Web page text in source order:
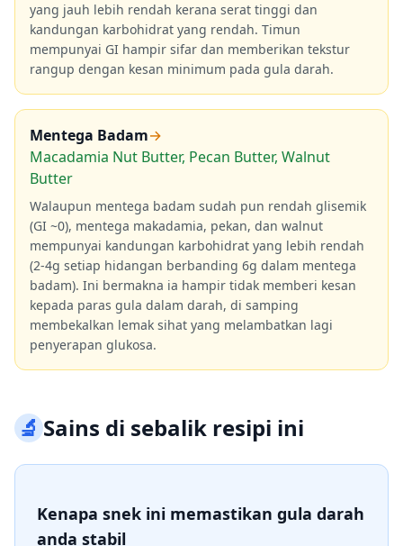
yang jauh lebih rendah kerana serat tinggi dan
kandungan karbohidrat yang rendah. Timun
mempunyai GI hampir sifar dan memberikan tekstur
rangup dengan kesan minimum pada gula darah.
Mentega Badam→
Macadamia Nut Butter, Pecan Butter, Walnut
Butter
Walaupun mentega badam sudah pun rendah glisemik
(GI ~0), mentega makadamia, pekan, dan walnut
mempunyai kandungan karbohidrat yang lebih rendah
(2-4g setiap hidangan berbanding 6g dalam mentega
badam). Ini bermakna ia hampir tidak memberi kesan
kepada paras gula dalam darah, di samping
membekalkan lemak sihat yang melambatkan lagi
penyerapan glukosa.
🔬Sains di sebalik resipi ini
Kenapa snek ini memastikan gula darah
anda stabil